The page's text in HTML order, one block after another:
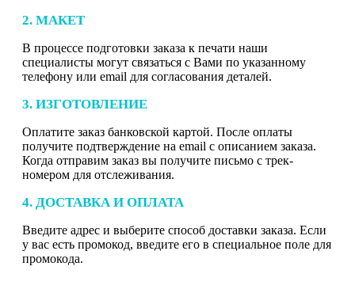
2. МАКЕТ
В процессе подготовки заказа к печати наши
специалисты могут связаться с Вами по указанному
телефону или email для согласования деталей.
3. ИЗГОТОВЛЕНИЕ
Оплатите заказ банковской картой. После оплаты
получите подтверждение на email с описанием заказа.
Когда отправим заказ вы получите письмо с трек-
номером для отслеживания.
4. ДОСТАВКА И ОПЛАТА
Введите адрес и выберите способ доставки заказа. Если
у вас есть промокод, введите его в специальное поле для
промокода.